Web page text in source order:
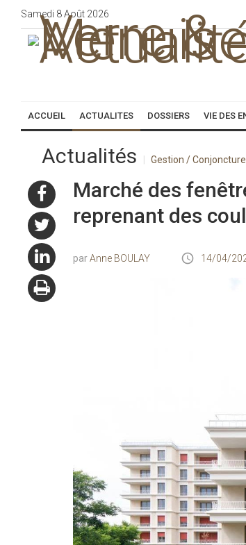
Samedi 8Août 2026
ACCUEIL ACTUALITES DOSSIERS VIE DES
Actualités Gestion / Conjoncture
Marché des
reprenant des
Anne BOULAY 14/04/